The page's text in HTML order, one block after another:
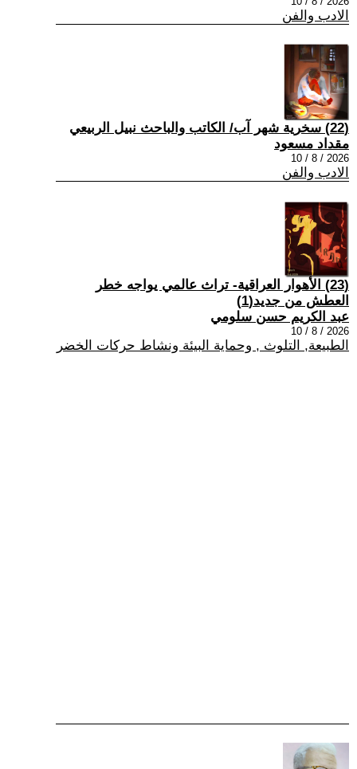
الادب والفن
(22) سخرية شهر آب/ الكاتب والباحث نبيل الربيعي
مقداد مسعود
2026 / 8 / 10
الادب والفن
(23) الأهوار العراقية- تراث عالمي يواجه خطر
العطش من جديد(1)
عبد الكريم حسن سلومي
2026 / 8 / 10
الطبيعة, التلوث , وحماية البيئة ونشاط حركات الخضر